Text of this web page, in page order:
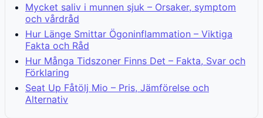
Mycket saliv i munnen sjuk – Orsaker, symptom
och vårdråd
Hur Länge Smittar Ögoninflammation – Viktiga
Fakta och Råd
Hur Många Tidszoner Finns Det – Fakta, Svar och
Förklaring
Seat Up Fåtölj Mio – Pris, Jämförelse och
Alternativ